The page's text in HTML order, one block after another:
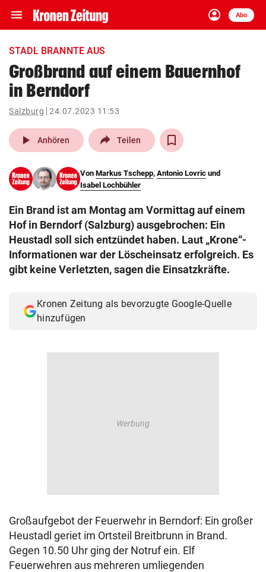
menu Navigation
ein-/ausklappen
account_circle
Anmelden
Abo
close Schließen
account_circle Anmelden
pin_drop
Wien arrow_right
search
eingeben
© Krone Multimedia GmbH & Co KG 2026
STADL BRANNTE AUS
Großbrand auf einem Bauernhof
in Berndorf
Salzburg 24.07.2023 11:53
play_arrow Anhören Teilen
Von Markus Tschepp, Antonio Lovric und
Isabel Lochbühler
Ein Brand ist am Montag am Vormittag auf einem
Hof in Berndorf (Salzburg) ausgebrochen: Ein
Heustadl soll sich entzündet haben. Laut „Krone“-
Informationen war der Löscheinsatz erfolgreich. Es
gibt keine Verletzten, sagen die Einsatzkräfte.
Kronen Zeitung als bevorzugte Google-Quelle
hinzufügen
Großaufgebot der Feuerwehr in Berndorf: Ein großer
Heustadl geriet im Ortsteil Breitbrunn in Brand.
Gegen 10.50 Uhr ging der Notruf ein. Elf
Feuerwehren aus mehreren umliegenden